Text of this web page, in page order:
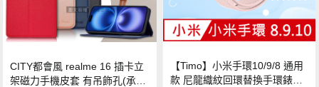
CITY都會風 realme 16 插卡立
架磁力手機皮套 有吊飾孔(承諾
【Timo】小米手環10/9/8 通用
款 尼龍織紋回環替換手環錶帶-